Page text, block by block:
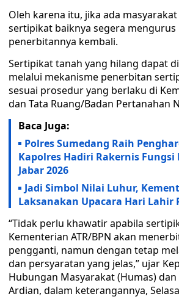
Oleh karena itu, jika ada
sertipikat baiknya segera mengurus
penerbitannya kembali.
Sertipikat tanah yang hilang dapat
melalui mekanisme penerbitan
sesuai prosedur yang berlaku di
dan Tata Ruang/Badan Pertanahan
Baca Juga:
Polres Sumedang Raih
Kapolres Hadiri Rakernis Fungsi
Jabar 2026
Jadi Simbol Nilai Luhur,
Laksanakan Upacara Hari Lahir
“Tidak perlu khawatir apabila
Kementerian ATR/BPN akan
pengganti, namun dengan tetap
dan persyaratan yang jelas,” ujar
Hubungan Masyarakat (Humas)
Ardian, dalam keterangannya,